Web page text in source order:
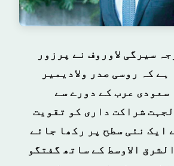
سیرگی لاوروف نے پرزور
ہے کہ روسی صدر ولادیمیر
سعودی عرب کے دورے سے
شراکت داری کو تقویت
ایک نئی سطح پر رکھا جائے
الاوسط کے ساتھ گفتگو